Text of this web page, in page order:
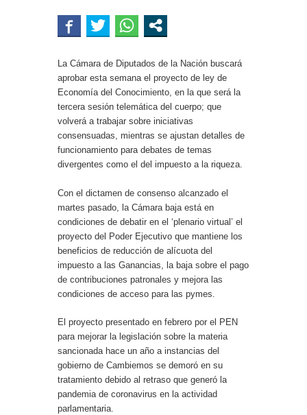
La Cámara de Diputados de la Nación buscará
aprobar esta semana el proyecto de ley de
Economía del Conocimiento, en la que será la
tercera sesión telemática del cuerpo; que
volverá a trabajar sobre iniciativas
consensuadas, mientras se ajustan detalles de
funcionamiento para debates de temas
divergentes como el del impuesto a la riqueza.
Con el dictamen de consenso alcanzado el
martes pasado, la Cámara baja está en
condiciones de debatir en el ‘plenario virtual’ el
proyecto del Poder Ejecutivo que mantiene los
beneficios de reducción de alícuota del
impuesto a las Ganancias, la baja sobre el pago
de contribuciones patronales y mejora las
condiciones de acceso para las pymes.
El proyecto presentado en febrero por el PEN
para mejorar la legislación sobre la materia
sancionada hace un año a instancias del
gobierno de Cambiemos se demoró en su
tratamiento debido al retraso que generó la
pandemia de coronavirus en la actividad
parlamentaria.